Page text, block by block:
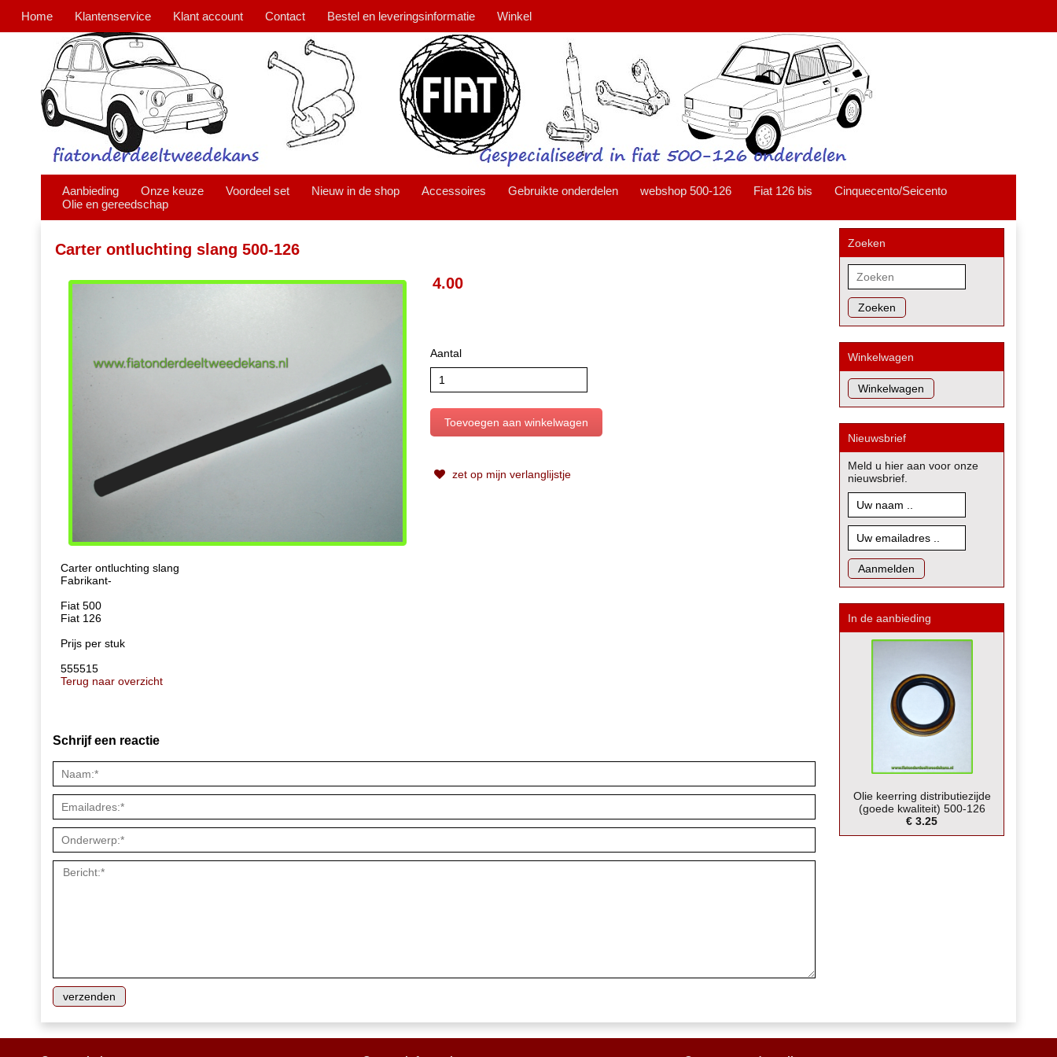
Home Klantenservice Klant account Contact Bestel en leveringsinformatie Winkel
Aanbieding Onze keuze Voordeel set Nieuw in de shop Accessoires Gebruikte onderdelen webshop 500-126 Fiat 126 bis
Cinquecento/Seicento
Olie en gereedschap
Carter ontluchting slang 500-126
4.00
Aantal
zet op mijn verlanglijstje
Carter ontluchting slang
Fabrikant-
Fiat 500
Fiat 126
Prijs per stuk
555515
Terug naar overzicht
Schrijf een reactie
Zoeken
Zoeken
Winkelwagen
Nieuwsbrief
Meld u hier aan voor onze
nieuwsbrief.
In de aanbieding
Olie keerring distributiezijde
(goede kwaliteit) 500-126
€ 3.25